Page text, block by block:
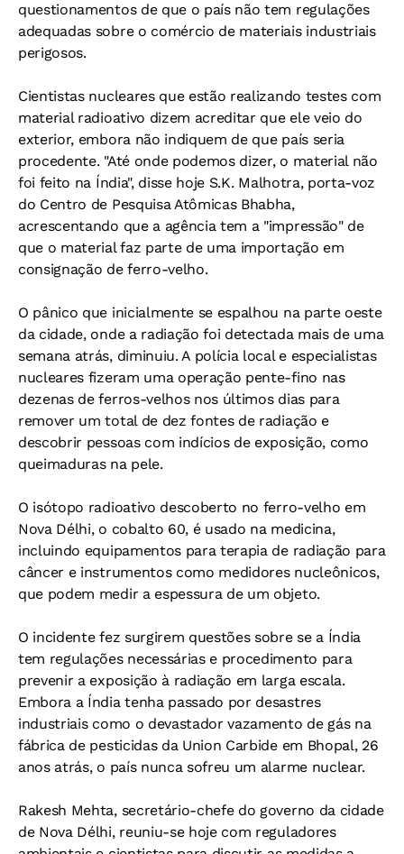
questionamentos de que o país não tem regulações
adequadas sobre o comércio de materiais industriais
perigosos.
Cientistas nucleares que estão realizando testes com
material radioativo dizem acreditar que ele veio do
exterior, embora não indiquem de que país seria
procedente. "Até onde podemos dizer, o material não
foi feito na Índia", disse hoje S.K. Malhotra, porta-voz
do Centro de Pesquisa Atômicas Bhabha,
acrescentando que a agência tem a "impressão" de
que o material faz parte de uma importação em
consignação de ferro-velho.
O pânico que inicialmente se espalhou na parte oeste
da cidade, onde a radiação foi detectada mais de uma
semana atrás, diminuiu. A polícia local e especialistas
nucleares fizeram uma operação pente-fino nas
dezenas de ferros-velhos nos últimos dias para
remover um total de dez fontes de radiação e
descobrir pessoas com indícios de exposição, como
queimaduras na pele.
O isótopo radioativo descoberto no ferro-velho em
Nova Délhi, o cobalto 60, é usado na medicina,
incluindo equipamentos para terapia de radiação para
câncer e instrumentos como medidores nucleônicos,
que podem medir a espessura de um objeto.
O incidente fez surgirem questões sobre se a Índia
tem regulações necessárias e procedimento para
prevenir a exposição à radiação em larga escala.
Embora a Índia tenha passado por desastres
industriais como o devastador vazamento de gás na
fábrica de pesticidas da Union Carbide em Bhopal, 26
anos atrás, o país nunca sofreu um alarme nuclear.
Rakesh Mehta, secretário-chefe do governo da cidade
de Nova Délhi, reuniu-se hoje com reguladores